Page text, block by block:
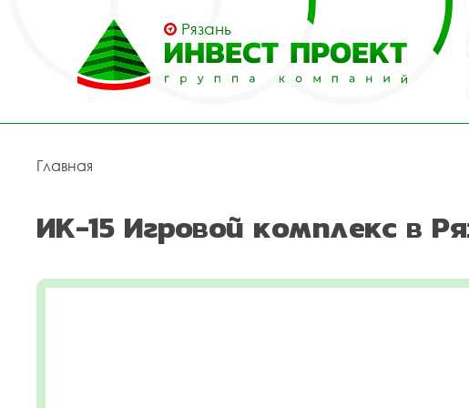
Рязань
Главная
ИК-15 Игровой комплекс в